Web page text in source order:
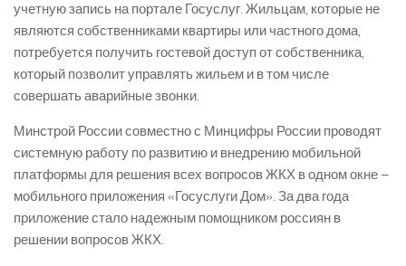
учетную запись на портале Госуслуг. Жильцам, которые не
являются собственниками квартиры или частного дома,
потребуется получить гостевой доступ от собственника,
который позволит управлять жильем и в том числе
совершать аварийные звонки.
Минстрой России совместно с Минцифры России проводят
системную работу по развитию и внедрению мобильной
платформы для решения всех вопросов ЖКХ в одном окне –
мобильного приложения «Госуслуги Дом». За два года
приложение стало надежным помощником россиян в
решении вопросов ЖКХ.